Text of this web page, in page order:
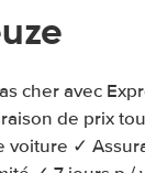
cher avec
de prix
voiture ✓